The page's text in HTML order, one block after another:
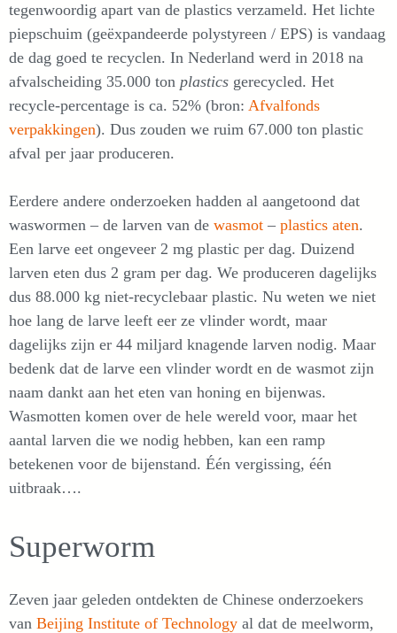
tegenwoordig apart van de plastics verzameld. Het lichte
piepschuim (geëxpandeerde polystyreen / EPS) is vandaag
de dag goed te recyclen. In Nederland werd in 2018 na
afvalscheiding 35.000 ton plastics gerecycled. Het
recycle-percentage is ca. 52% (bron: Afvalfonds
verpakkingen). Dus zouden we ruim 67.000 ton plastic
afval per jaar produceren.
Eerdere andere onderzoeken hadden al aangetoond dat
waswormen – de larven van de wasmot – plastics aten.
Een larve eet ongeveer 2 mg plastic per dag. Duizend
larven eten dus 2 gram per dag. We produceren dagelijks
dus 88.000 kg niet-recyclebaar plastic. Nu weten we niet
hoe lang de larve leeft eer ze vlinder wordt, maar
dagelijks zijn er 44 miljard knagende larven nodig. Maar
bedenk dat de larve een vlinder wordt en de wasmot zijn
naam dankt aan het eten van honing en bijenwas.
Wasmotten komen over de hele wereld voor, maar het
aantal larven die we nodig hebben, kan een ramp
betekenen voor de bijenstand. Één vergissing, één
uitbraak….
Superworm
Zeven jaar geleden ontdekten de Chinese onderzoekers
van Beijing Institute of Technology al dat de meelworm,